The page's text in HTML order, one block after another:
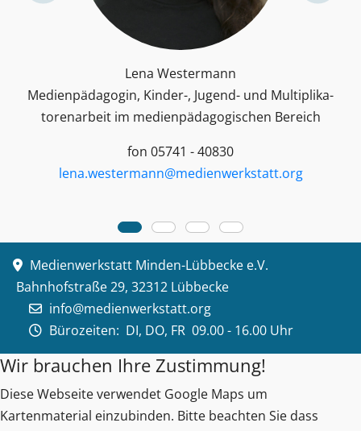
Lena Westermann
Medienpädagogin, Kinder-, Jugend- und Multiplika­
toren­arbeit im medienpädagogischen Bereich
fon 05741 - 40830
lena.westermann@medienwerkstatt.org
Medienwerkstatt Minden-Lübbecke e.V.
Bahnhofstraße 29, 32312 Lübbecke
info@medienwerkstatt.org
Bürozeiten: DI, DO, FR 09.00 - 16.00 Uhr
Wir brauchen Ihre Zustimmung!
Diese Webseite verwendet Google Maps um
Kartenmaterial einzubinden. Bitte beachten Sie dass